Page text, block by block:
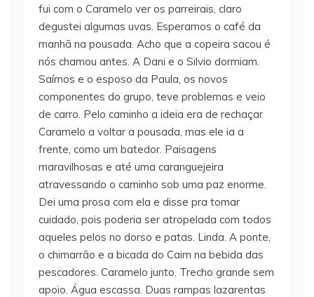
fui com o Caramelo ver os parreirais, claro
degustei algumas uvas. Esperamos o café da
manhã na pousada. Acho que a copeira sacou é
nós chamou antes. A Dani e o Silvio dormiam.
Saímos e o esposo da Paula, os novos
componentes do grupo, teve problemas e veio
de carro. Pelo caminho a ideia era de rechaçar
Caramelo a voltar a pousada, mas ele ia a
frente, como um batedor. Paisagens
maravilhosas e até uma caranguejeira
atravessando o caminho sob uma paz enorme.
Dei uma prosa com ela e disse pra tomar
cuidado, pois poderia ser atropelada com todos
aqueles pelos no dorso e patas. Linda. A ponte,
o chimarrão e a bicada do Caim na bebida das
pescadores. Caramelo junto. Trecho grande sem
apoio. Água escassa. Duas rampas lazarentas